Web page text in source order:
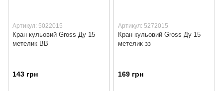
Артикул: 5022015
Кран кульовий Gross Ду 15
метелик ВВ
143 грн
Артикул: 5272015
Кран кульовий Gross Ду 15
метелик зз
169 грн